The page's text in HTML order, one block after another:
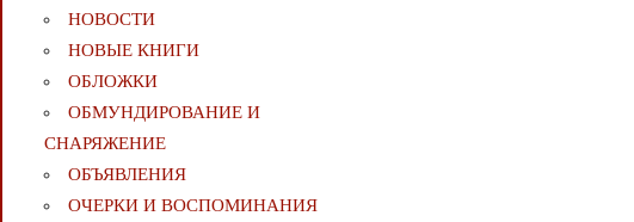
НОВОСТИ
НОВЫЕ КНИГИ
ОБЛОЖКИ
ОБМУНДИРОВАНИЕ И
СНАРЯЖЕНИЕ
ОБЪЯВЛЕНИЯ
ОЧЕРКИ И ВОСПОМИНАНИЯ